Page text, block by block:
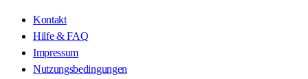
Kontakt
Hilfe & FAQ
Impressum
Nutzungsbedingungen